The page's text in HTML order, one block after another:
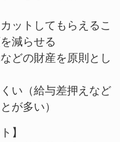
ットしてもらえるこ
減らせる
どの財産を原則とし
い（給与差押えなど
が多い）
】